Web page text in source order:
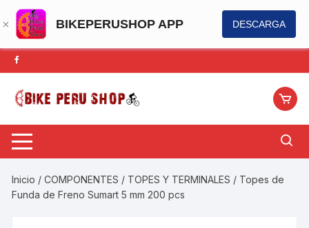
BIKEPERUSHOP APP DESCARGA
Saltar
al
contenido
Inicio /COMPONENTES / TOPES Y TERMINALES / Topes de
Funda de Freno Sumart 5 mm 200 pcs